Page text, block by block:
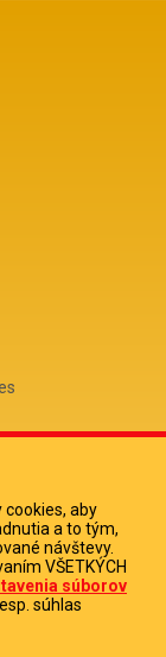
cookies, aby
a to tým,
návštevy.
VŠETKÝCH
súborov
súhlas